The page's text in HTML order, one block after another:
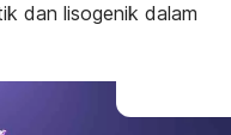
dan lisogenik dalam